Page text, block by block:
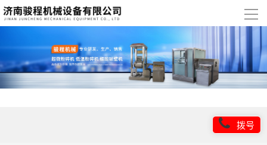
导
航
网站首页
关于我们
拨号